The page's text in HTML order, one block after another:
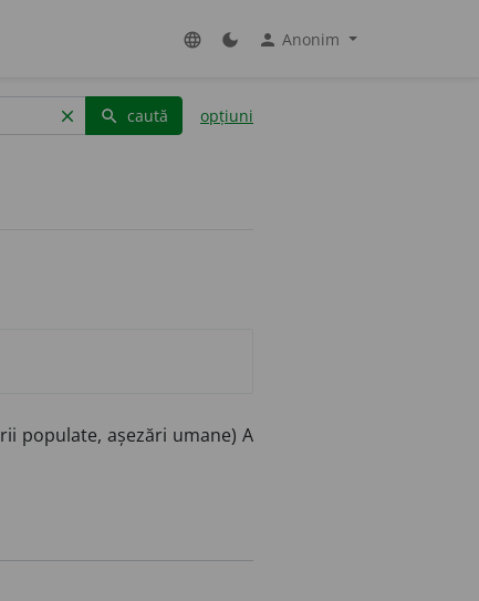
language dark_mode person Anonim
clear search caută opțiuni
populate, așezări umane) A